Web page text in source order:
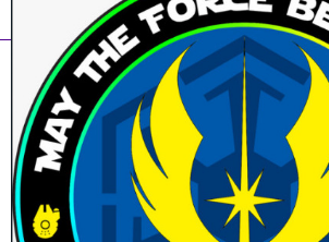
Painel do Participante